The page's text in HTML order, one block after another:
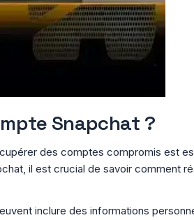
Snapchat ?
des comptes compromis est
il est crucial de savoir comment
inclure des informations